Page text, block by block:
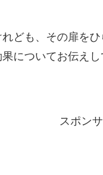
ども、その扉を
についてお伝えし
スポン